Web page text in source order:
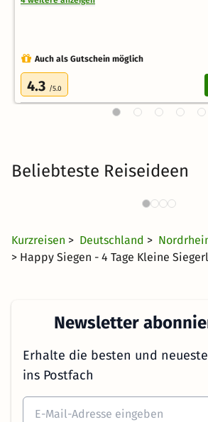
Auch als Gutschein möglich
4.3 /5.0
Beliebteste Reiseideen
Sporthotels in NRW
1221 Angebote
Kurzreisen > Deutschland >
> Happy Siegen - 4 Tage Kleine
Newsletter
Erhalte die besten und
ins Postfach